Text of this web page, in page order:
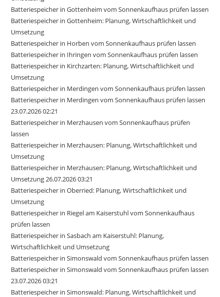
Batteriespeicher in Gottenheim vom Sonnenkaufhaus prüfen lassen
Batteriespeicher in Gottenheim: Planung, Wirtschaftlichkeit und
Umsetzung
Batteriespeicher in Horben vom Sonnenkaufhaus prüfen lassen
Batteriespeicher in Ihringen vom Sonnenkaufhaus prüfen lassen
Batteriespeicher in Kirchzarten: Planung, Wirtschaftlichkeit und
Umsetzung
Batteriespeicher in Merdingen vom Sonnenkaufhaus prüfen lassen
Batteriespeicher in Merdingen vom Sonnenkaufhaus prüfen lassen
23.07.2026 02:21
Batteriespeicher in Merzhausen vom Sonnenkaufhaus prüfen
lassen
Batteriespeicher in Merzhausen: Planung, Wirtschaftlichkeit und
Umsetzung
Batteriespeicher in Merzhausen: Planung, Wirtschaftlichkeit und
Umsetzung 26.07.2026 03:21
Batteriespeicher in Oberried: Planung, Wirtschaftlichkeit und
Umsetzung
Batteriespeicher in Riegel am Kaiserstuhl vom Sonnenkaufhaus
prüfen lassen
Batteriespeicher in Sasbach am Kaiserstuhl: Planung,
Wirtschaftlichkeit und Umsetzung
Batteriespeicher in Simonswald vom Sonnenkaufhaus prüfen lassen
Batteriespeicher in Simonswald vom Sonnenkaufhaus prüfen lassen
23.07.2026 03:21
Batteriespeicher in Simonswald: Planung, Wirtschaftlichkeit und